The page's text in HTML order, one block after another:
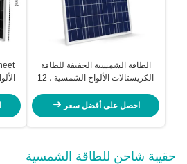
الطاقة الشمسية الخفيفة للطاقة
الكريستالات الألواح الشمسية ، 12
احصل على أفضل سعر
حقيبة شاحن للطاقة الشمسية